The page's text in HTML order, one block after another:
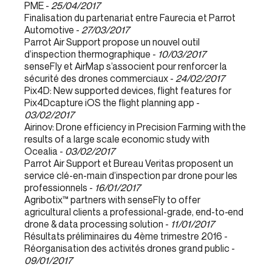
PME - 25/04/2017
Finalisation du partenariat entre Faurecia et Parrot
Automotive - 27/03/2017
Parrot Air Support propose un nouvel outil
d’inspection thermographique - 10/03/2017
senseFly et AirMap s’associent pour renforcer la
sécurité des drones commerciaux - 24/02/2017
Pix4D: New supported devices, flight features for
Pix4Dcapture iOS the flight planning app -
03/02/2017
Airinov: Drone efficiency in Precision Farming with the
results of a large scale economic study with
Ocealia - 03/02/2017
Parrot Air Support et Bureau Veritas proposent un
service clé-en-main d’inspection par drone pour les
professionnels - 16/01/2017
Agribotix™ partners with senseFly to offer
agricultural clients a professional-grade, end-to-end
drone & data processing solution - 11/01/2017
Résultats préliminaires du 4ème trimestre 2016 -
Réorganisation des activités drones grand public -
09/01/2017